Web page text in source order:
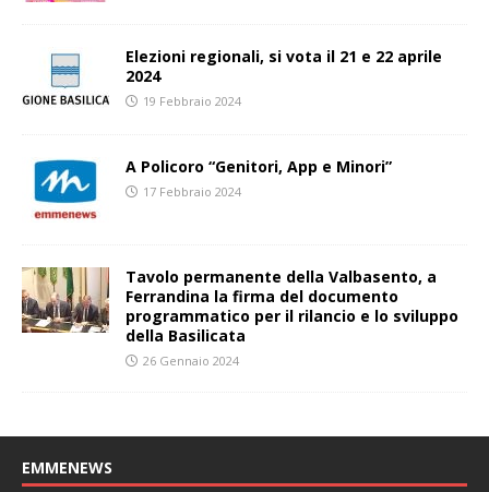
Elezioni regionali, si vota il 21 e 22 aprile
2024
19 Febbraio 2024
A Policoro “Genitori, App e Minori”
17 Febbraio 2024
Tavolo permanente della Valbasento, a
Ferrandina la firma del documento
programmatico per il rilancio e lo sviluppo
della Basilicata
26 Gennaio 2024
EMMENEWS